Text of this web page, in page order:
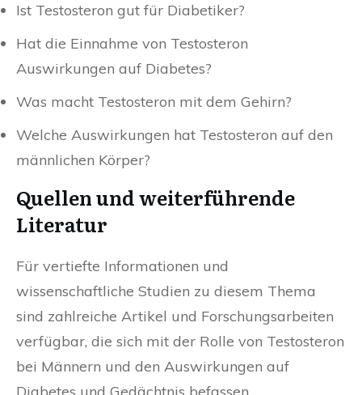
Ist Testosteron gut für Diabetiker?
Hat die Einnahme von Testosteron
Auswirkungen auf Diabetes?
Was macht Testosteron mit dem Gehirn?
Welche Auswirkungen hat Testosteron auf den
männlichen Körper?
Quellen und weiterführende
Literatur
Für vertiefte Informationen und
wissenschaftliche Studien zu diesem Thema
sind zahlreiche Artikel und Forschungsarbeiten
verfügbar, die sich mit der Rolle von Testosteron
bei Männern und den Auswirkungen auf